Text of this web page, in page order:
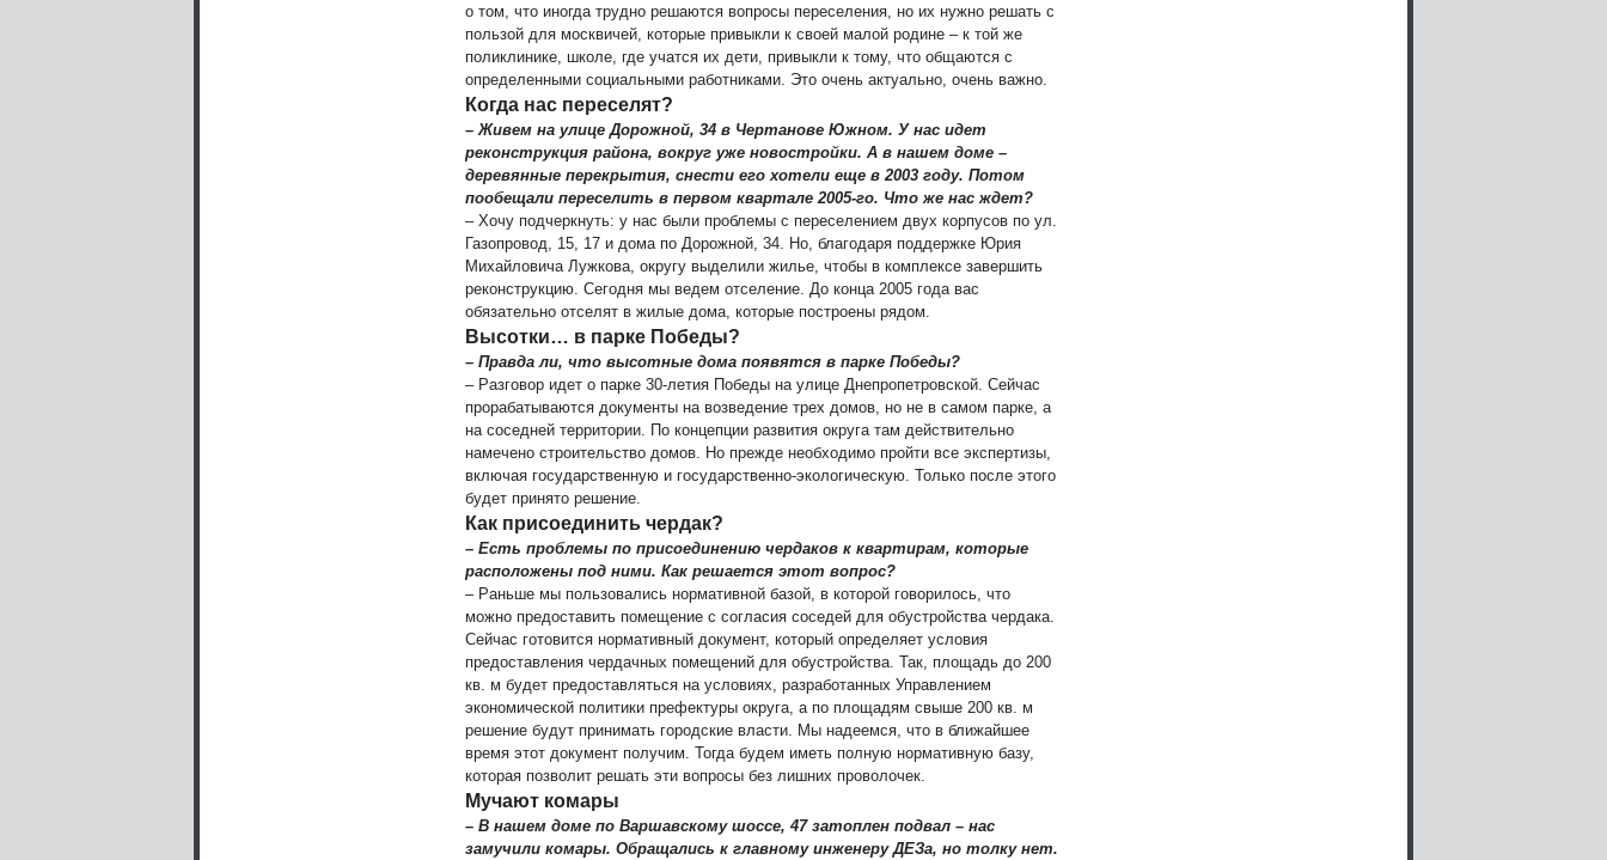
о том, что иногда трудно решаются вопросы переселения, но их нужно решать с
пользой для москвичей, которые привыкли к своей малой родине – к той же
поликлинике, школе, где учатся их дети, привыкли к тому, что общаются с
определенными социальными работниками. Это очень актуально, очень важно.
Когда нас переселят?
– Живем на улице Дорожной, 34 в Чертанове Южном. У нас идет
реконструкция района, вокруг уже новостройки. А в нашем доме –
деревянные перекрытия, снести его хотели еще в 2003 году. Потом
пообещали переселить в первом квартале 2005-го. Что же нас ждет?
– Хочу подчеркнуть: у нас были проблемы с переселением двух корпусов по ул.
Газопровод, 15, 17 и дома по Дорожной, 34. Но, благодаря поддержке Юрия
Михайловича Лужкова, округу выделили жилье, чтобы в комплексе завершить
реконструкцию. Сегодня мы ведем отселение. До конца 2005 года вас
обязательно отселят в жилые дома, которые построены рядом.
Высотки… в парке Победы?
– Правда ли, что высотные дома появятся в парке Победы?
– Разговор идет о парке 30-летия Победы на улице Днепропетровской. Сейчас
прорабатываются документы на возведение трех домов, но не в самом парке, а
на соседней территории. По концепции развития округа там действительно
намечено строительство домов. Но прежде необходимо пройти все экспертизы,
включая государственную и государственно-экологическую. Только после этого
будет принято решение.
Как присоединить чердак?
– Есть проблемы по присоединению чердаков к квартирам, которые
расположены под ними. Как решается этот вопрос?
– Раньше мы пользовались нормативной базой, в которой говорилось, что
можно предоставить помещение с согласия соседей для обустройства чердака.
Сейчас готовится нормативный документ, который определяет условия
предоставления чердачных помещений для обустройства. Так, площадь до 200
кв. м будет предоставляться на условиях, разработанных Управлением
экономической политики префектуры округа, а по площадям свыше 200 кв. м
решение будут принимать городские власти. Мы надеемся, что в ближайшее
время этот документ получим. Тогда будем иметь полную нормативную базу,
которая позволит решать эти вопросы без лишних проволочек.
Мучают комары
– В нашем доме по Варшавскому шоссе, 47 затоплен подвал – нас
замучили комары. Обращались к главному инженеру ДЕЗа, но толку нет.